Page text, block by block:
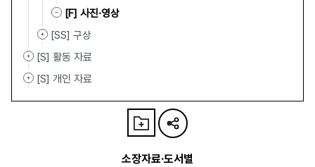
[F] 사진·영상
[SS] 구상
[S] 활동 자료
[S] 개인 자료
소장자료·도서별